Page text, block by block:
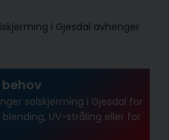
i Gjesdal avhenger
solskjerming i Gjesdal for
UV-stråling eller for